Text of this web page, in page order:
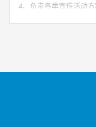
人事招聘邮箱:
4、负责各类宣传活动方
2、两年以上市场策划
4、思维敏捷、洞察力
5、熟悉品牌推广、品